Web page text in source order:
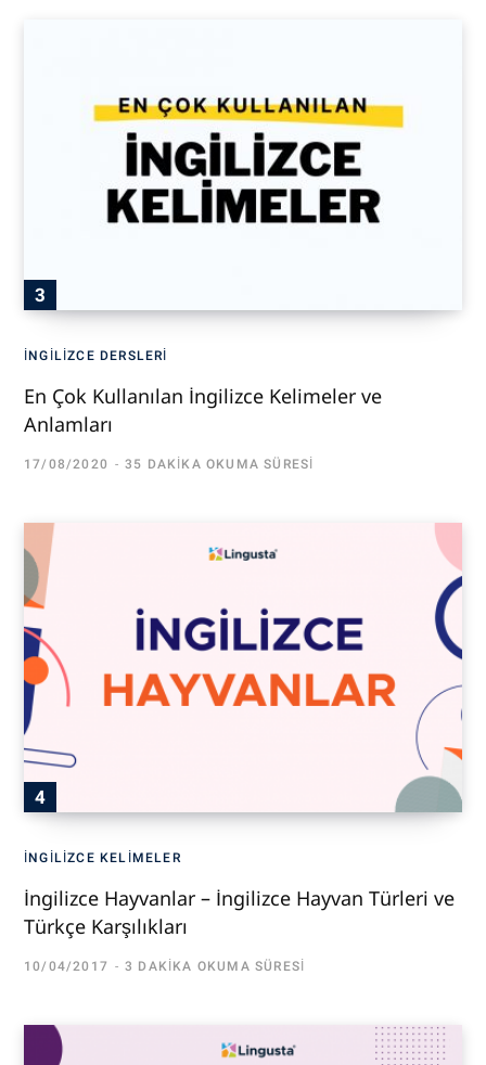
İNGILIZCE DERSLERI
En Çok Kullanılan İngilizce Kelimeler ve
Anlamları
17/08/2020 35 DAKIKA OKUMA SÜRESI
İNGILIZCE KELIMELER
İngilizce Hayvanlar – İngilizce Hayvan Türleri ve
Türkçe Karşılıkları
10/04/2017 3 DAKIKA OKUMA SÜRESI